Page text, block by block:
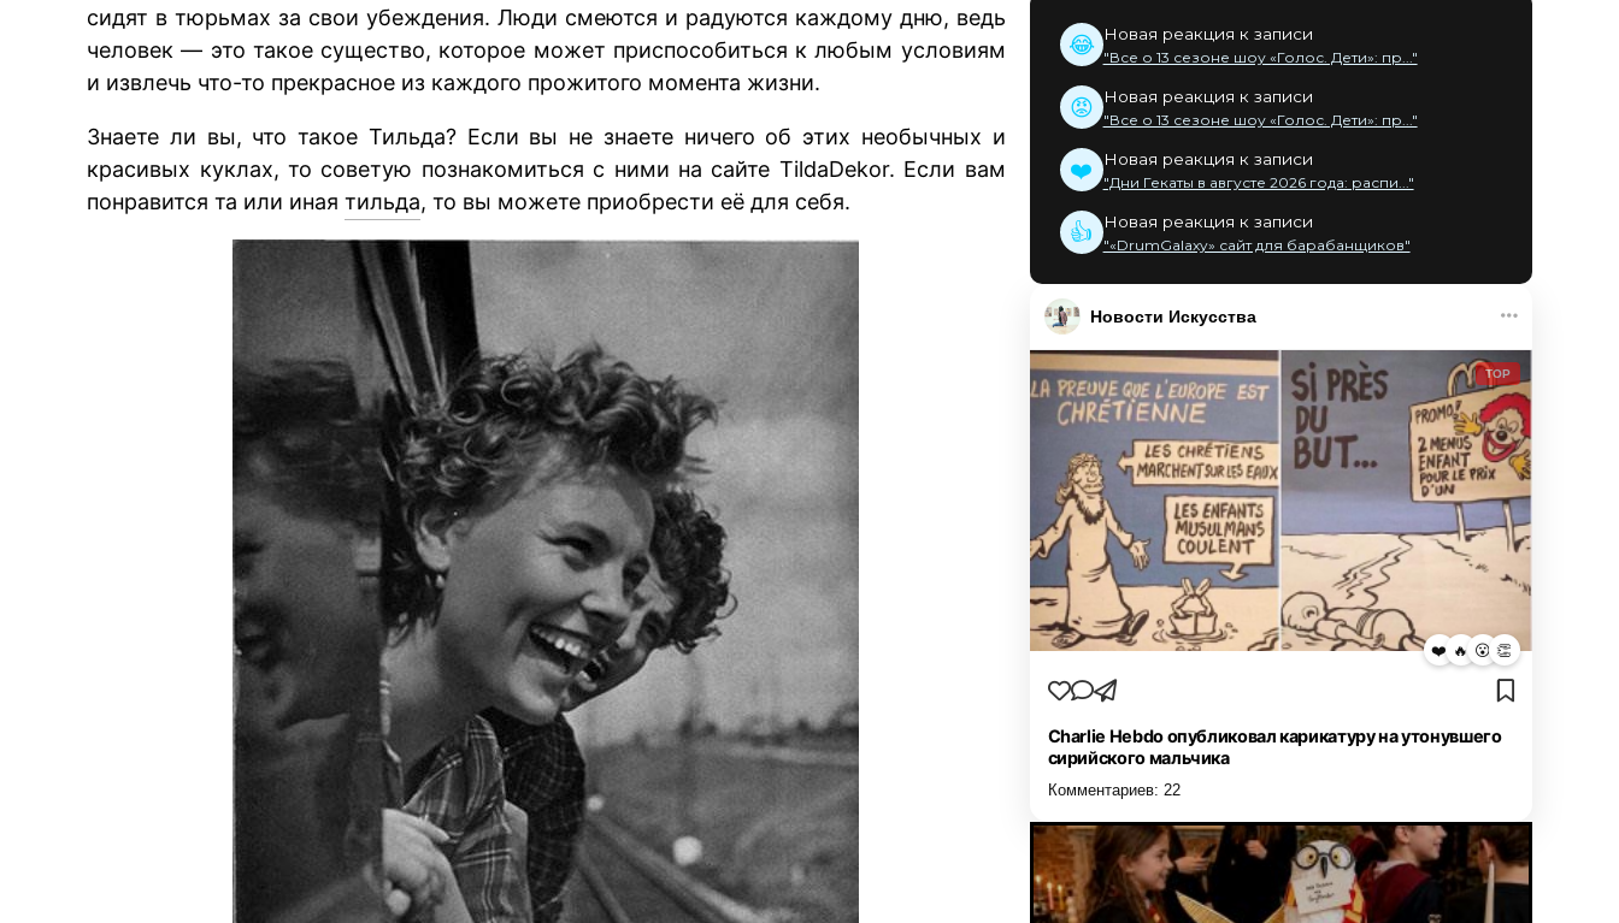
сидят в тюрьмах за свои убеждения. Люди смеются и радуются каждому дню, ведь
человек — это такое существо, которое может приспособиться к любым условиям
и извлечь что-то прекрасное из каждого прожитого момента жизни.
Знаете ли вы, что такое Тильда? Если вы не знаете ничего об этих необычных и
красивых куклах, то советую познакомиться с ними на сайте TildaDekor. Если вам
понравится та или инаятильда, то вы можете приобрести её для себя.
😂 Новая реакция к записи
"Все о 13 сезоне шоу «Голос. Дети»: пр..."
😡 Новая реакция к записи
"Все о 13 сезоне шоу «Голос. Дети»: пр..."
❤️ Новая реакция к записи
"Дни Гекаты в августе 2026 года: распи..."
👍 Новая реакция к записи
"«DrumGalaxy» сайт для барабанщиков"
Новости Искусства
TOP
❤️ 🔥 😮 👏
Charlie Hebdo опубликовал карикатуру на утонувшего
сирийского мальчика
Комментариев: 22